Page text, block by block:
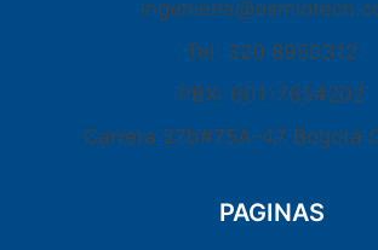
Tel: 320 8950312
PBX: 601-7654202
Carrera 27b#75A-47 Bogotá
PAGINAS